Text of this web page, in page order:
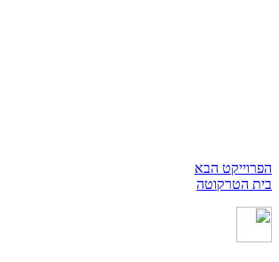
הפרוייקט הבא
בית הטרקוטה